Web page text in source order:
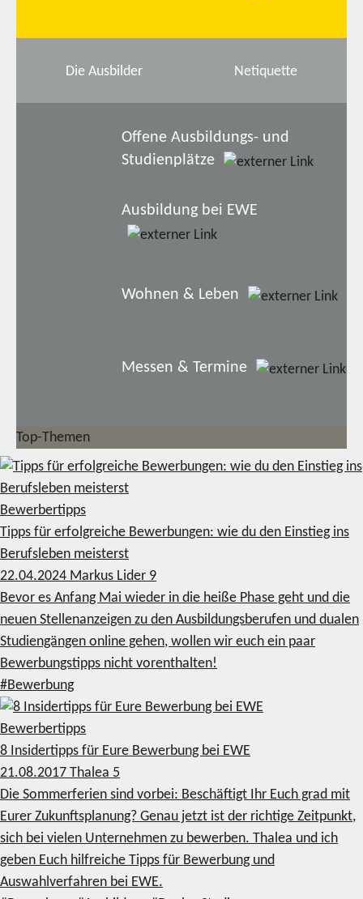
Die Ausbilder Netiquette
Offene Ausbildungs- und
Studienplätze
Ausbildung bei EWE
Wohnen & Leben
Messen & Termine
Top-Themen
Bewerbertipps
Tipps für erfolgreiche Bewerbungen: wie du den Einstieg ins
Berufsleben meisterst
22.04.2024 Markus Lider 9
Bevor es Anfang Mai wieder in die heiße Phase geht und die
neuen Stellenanzeigen zu den Ausbildungsberufen und dualen
Studiengängen online gehen, wollen wir euch ein paar
Bewerbungstipps nicht vorenthalten!
#Bewerbung
Bewerbertipps
8 Insidertipps für Eure Bewerbung bei EWE
21.08.2017 Thalea 5
Die Sommerferien sind vorbei: Beschäftigt Ihr Euch grad mit
Eurer Zukunftsplanung? Genau jetzt ist der richtige Zeitpunkt,
sich bei vielen Unternehmen zu bewerben. Thalea und ich
geben Euch hilfreiche Tipps für Bewerbung und
Auswahlverfahren bei EWE.